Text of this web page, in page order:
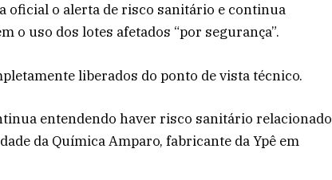
oficial o alerta de risco sanitário e continua
o uso dos lotes afetados “por segurança”.
liberados do ponto de vista técnico.
entendendo haver risco sanitário relacionado
da Química Amparo, fabricante da Ypê em